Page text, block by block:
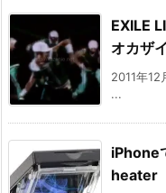
EXILE
オカザ
2011年12
...
iPhone
heater